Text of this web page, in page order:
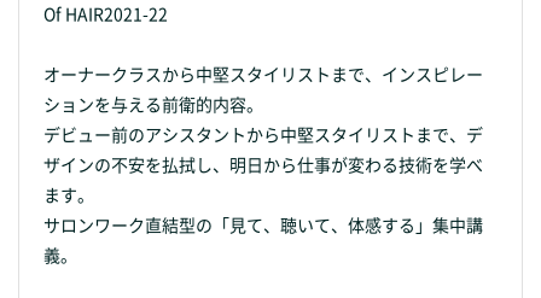
Of HAIR2021-22
オーナークラスから中堅スタイリストまで、インスピレー
ションを与える前衛的内容。
デビュー前のアシスタントから中堅スタイリストまで、デ
ザインの不安を払拭し、明日から仕事が変わる技術を学べ
ます。
サロンワーク直結型の「見て、聴いて、体感する」集中講
義。